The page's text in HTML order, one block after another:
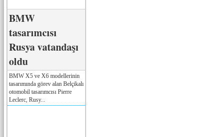
BMW
tasarımcısı
Rusya vatandaşı
oldu
BMW X5 ve X6 modellerinin
tasarımında görev alan Belçikalı
otomobil tasarımcısı Pierre
Leclerc, Rusy...